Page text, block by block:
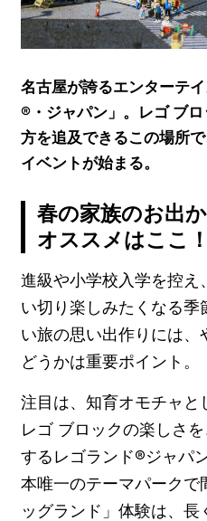
名古屋が誇るエンターテ
®・ジャパン」。レゴ ブ
方を追及できるこの場所
イベントが始まる。
春の家族のお出
オススメはここ！
進級や小学校入学を控え
い切り楽しみたくなる
い旅の思い出作りには
どうかは重要ポイント。
注目は、知育オモチャ
レゴ ブロックの楽しさ
するレゴランド®ジャパ
本唯一のテーマパーク
ッグランド」体験は、